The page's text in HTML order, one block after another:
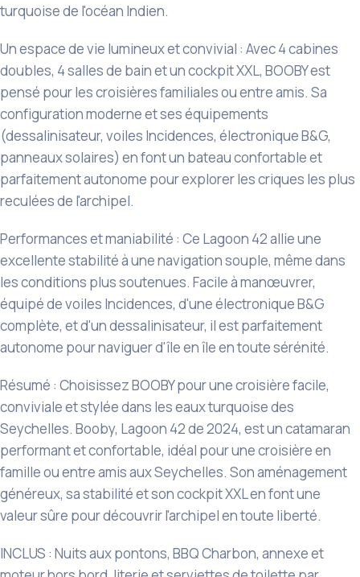
turquoise de l'océan Indien.
Un espace de vie lumineux et convivial : Avec 4 cabines
doubles, 4 salles de bain et un cockpit XXL, BOOBY est
pensé pour les croisières familiales ou entre amis. Sa
configuration moderne et ses équipements
(dessalinisateur, voiles Incidences, électronique B&G,
panneaux solaires) en font un bateau confortable et
parfaitement autonome pour explorer les criques les plus
reculées de l'archipel.
Performances et maniabilité : Ce Lagoon 42 allie une
excellente stabilité à une navigation souple, même dans
les conditions plus soutenues. Facile à manœuvrer,
équipé de voiles Incidences, d'une électronique B&G
complète, et d'un dessalinisateur, il est parfaitement
autonome pour naviguer d'île en île en toute sérénité.
Résumé : Choisissez BOOBY pour une croisière facile,
conviviale et stylée dans les eaux turquoise des
Seychelles. Booby, Lagoon 42 de 2024, est un catamaran
performant et confortable, idéal pour une croisière en
famille ou entre amis aux Seychelles. Son aménagement
généreux, sa stabilité et son cockpit XXL en font une
valeur sûre pour découvrir l'archipel en toute liberté.
INCLUS : Nuits aux pontons, BBQ Charbon, annexe et